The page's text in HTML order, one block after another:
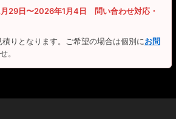
29日〜2026年1月4日 問い合わせ対応・
りとなります。ご希望の場合は個別にお問
。